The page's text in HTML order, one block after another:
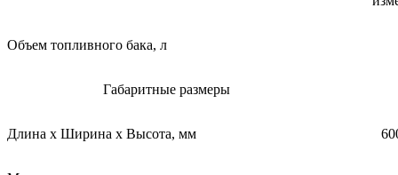
Объем топливного бака, л
Габаритные размеры
Длина х Ширина х Высота, мм